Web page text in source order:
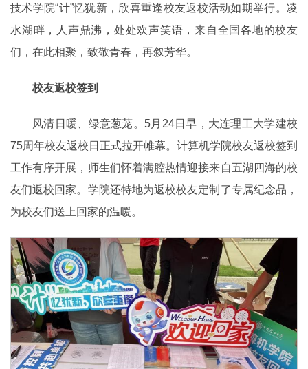
技术学院“计”忆犹新，欣喜重逢校友返校活动如期举行。凌
水湖畔，人声鼎沸，处处欢声笑语，来自全国各地的校友
们，在此相聚，致敬青春，再叙芳华。
校友返校签到
风清日暖、绿意葱茏。5月24日早，大连理工大学建校
75周年校友返校日正式拉开帷幕。计算机学院校友返校签到
工作有序开展，师生们怀着满腔热情迎接来自五湖四海的校
友们返校回家。学院还特地为返校校友定制了专属纪念品，
为校友们送上回家的温暖。